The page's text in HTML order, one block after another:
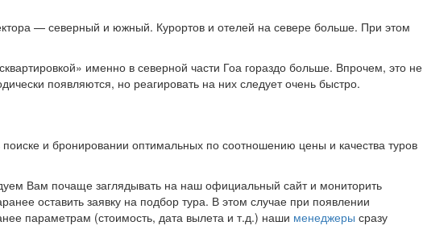
— северный и южный. Курортов и отелей на севере больше. При этом
именно в северной части Гоа гораздо больше. Впрочем, это не
появляются, но реагировать на них следует очень быстро.
и бронировании оптимальных по соотношению цены и качества туров
Вам почаще заглядывать на наш официальный сайт и мониторить
оставить заявку на подбор тура. В этом случае при появлении
параметрам (стоимость, дата вылета и т.д.) наши менеджеры сразу